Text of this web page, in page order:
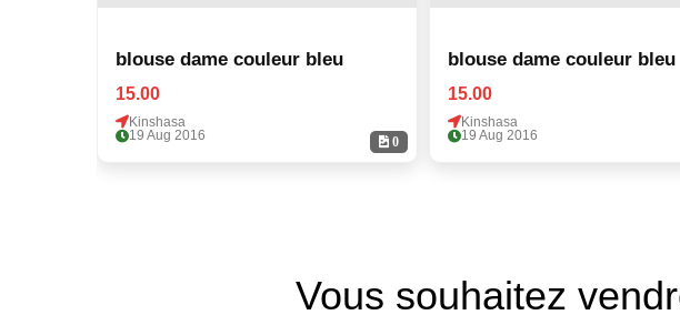
0
blouse dame couleur bleu
15.00
Kinshasa
19 Aug 2016
blouse dame couleur bleu
15.00
Kinshasa
19 Aug 2016
Vous souhaitez